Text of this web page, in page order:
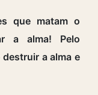
que matam o
a alma! Pelo
a alma e